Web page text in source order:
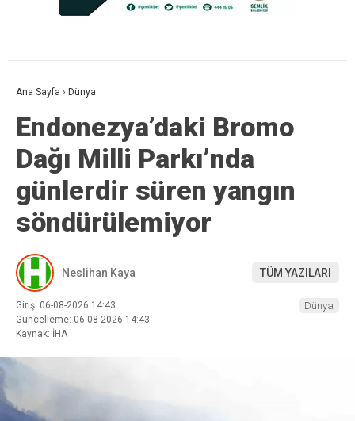
Ana Sayfa › Dünya
Endonezya’daki Bromo
Dağı Milli Parkı’nda
günlerdir süren yangın
söndürülemiyor
Neslihan Kaya TÜM YAZILARI
Giriş: 06-08-2026 14:43
Güncelleme: 06-08-2026 14:43
Kaynak: İHA
Dünya